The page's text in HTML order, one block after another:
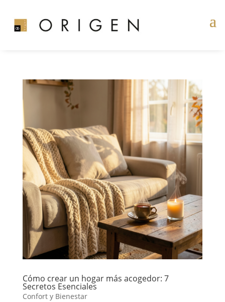
Cómo crear un hogar más acogedor: 7
Secretos Esenciales
Confort y Bienestar